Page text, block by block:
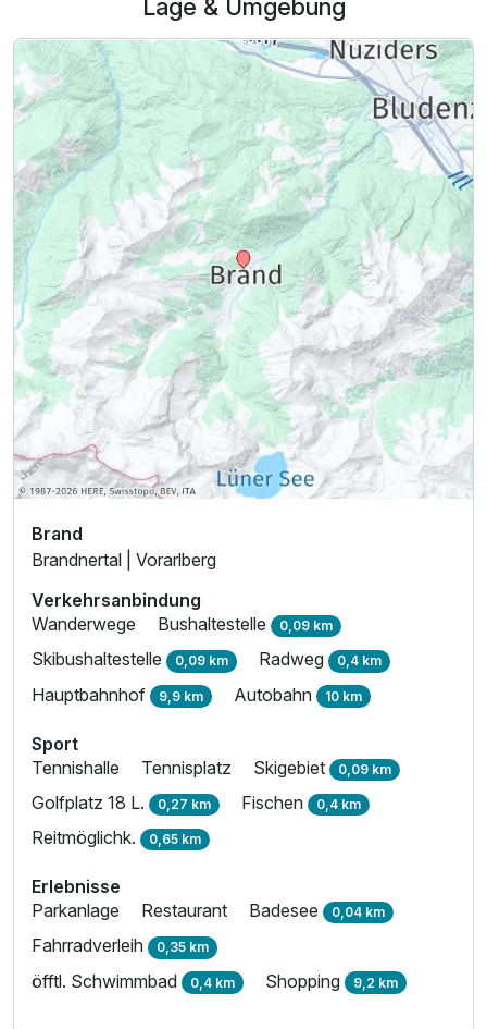
Lage & Umgebung
Brand
Brandnertal | Vorarlberg
Verkehrsanbindung
Wanderwege
Bushaltestelle 0,09 km
Skibushaltestelle 0,09 km Radweg 0,4 km
Hauptbahnhof 9,9 km Autobahn 10 km
Sport
Tennishalle
Tennisplatz Skigebiet 0,09 km
Golfplatz 18 L. 0,27 km Fischen 0,4 km
Reitmöglichk. 0,65 km
Erlebnisse
Parkanlage
Restaurant Badesee 0,04 km
Fahrradverleih 0,35 km
öfftl. Schwimmbad 0,4 km Shopping 9,2 km